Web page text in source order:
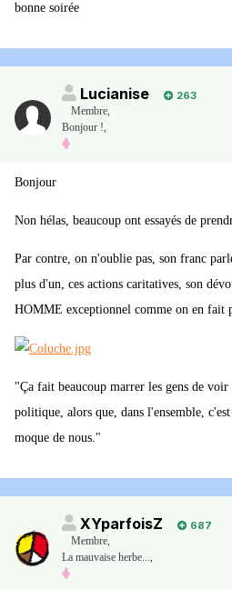
bonne soirée
Lucianise
263
Membre,
Bonjour !,
Bonjour
Non hélas, beaucoup ont essayés de
Par contre, on n'oublie pas, son franc
plus d'un, ces actions caritatives, son
HOMME exceptionnel comme on en fait
"Ça fait beaucoup marrer les gens de
politique, alors que, dans l'ensemble,
moque de nous."
XYparfoisZ
687
Membre,
La mauvaise herbe...,